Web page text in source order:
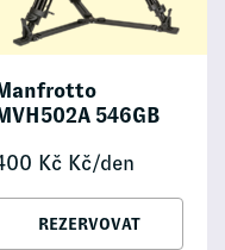
546GB
Kč Kč/den
REZERVOVAT